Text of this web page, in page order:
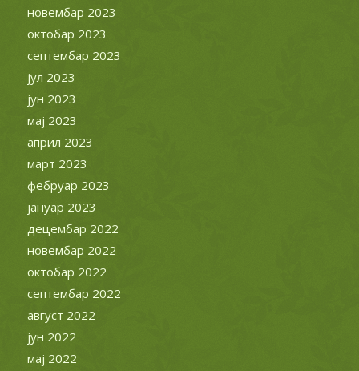
новембар 2023
октобар 2023
септембар 2023
јул 2023
јун 2023
мај 2023
април 2023
март 2023
фебруар 2023
јануар 2023
децембар 2022
новембар 2022
октобар 2022
септембар 2022
август 2022
јун 2022
мај 2022